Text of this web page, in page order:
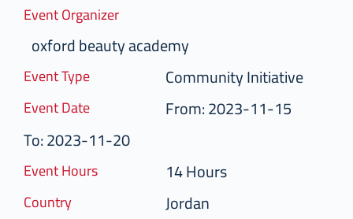
Event Organizer
oxford beauty academy
Event Type Community Initiative
Event Date
From: 2023-11-15
To: 2023-11-20
Event Hours 14 Hours
Country Jordan